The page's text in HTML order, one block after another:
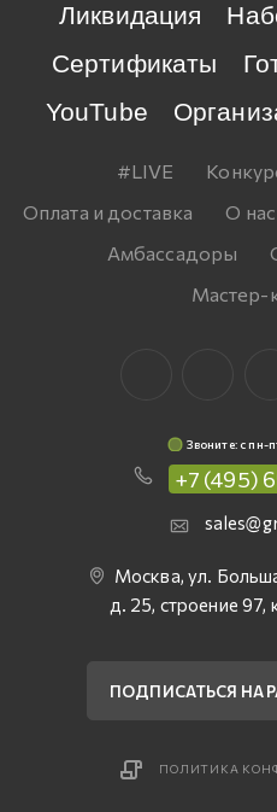
Ликвидация
Сертификаты
YouTube
#LIVE
Оплата и доставка
О нас
Амбассадоры
Мастер-
Звоните: c пн-
+7 (495)
Москва, ул.
д. 25, строение 97,
ПОДПИСАТЬСЯ НА
ПОЛИТИКА